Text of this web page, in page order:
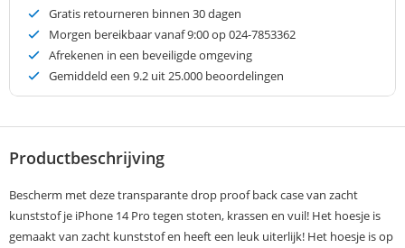
Gratis retourneren binnen 30 dagen
Morgen bereikbaar vanaf 9:00 op 024-7853362
Afrekenen in een beveiligde omgeving
Gemiddeld een 9.2 uit 25.000 beoordelingen
Productbeschrijving
Bescherm met deze transparante drop proof back case van zacht
kunststof je iPhone 14 Pro tegen stoten, krassen en vuil! Het hoesje is
gemaakt van zacht kunststof en heeft een leuk uiterlijk! Het hoesje is op